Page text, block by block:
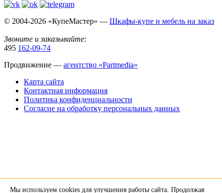
© 2004-2026 «КупеМастер» — Шкафы-купе и мебель на заказ
Звоните и заказывайте:
495 162-09-74
Продвижение — агентство «Partmedia»
Карта сайта
Контактная информация
Политика конфиденциальности
Согласие на обработку персональных данных
Мы используем cookies для улучшения работы сайта. Продолжая